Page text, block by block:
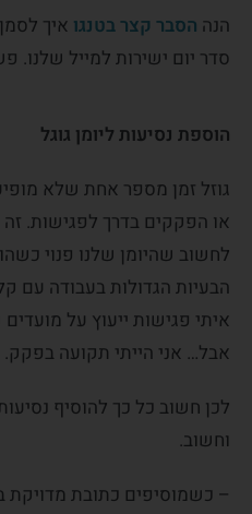
הנה הסבר קצר בטנגו איך
סדר יום ישירות למייל שלנו.
הוספת נסיעות ליומן גוגל
גוזל זמן מספר אחת שלא
או הפקקים בדרך לפגישות. זה
לחשוב שהיומן שלנו פנוי
הבעיות הגדולות בעבודה עם
איתי פגישות ייעוץ על מועדים
אבל… אני הייתי תקועה בפקק.
לכן חשוב כל כך להוסיף
וחשוב.
– כשמוסיפים כתובת מדויקת